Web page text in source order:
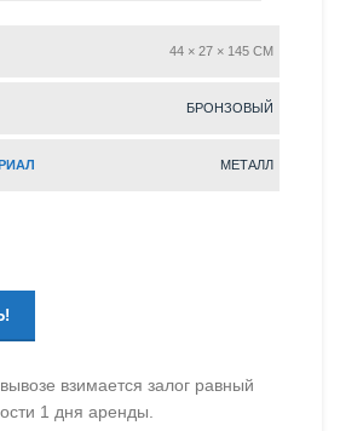
44 × 27 × 145 CM
БРОНЗОВЫЙ
МЕТАЛЛ
взимается залог равный
1 дня аренды.